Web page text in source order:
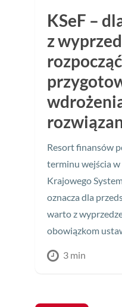
KSeF –
z
rozpocząć
Resort finansów
terminu wejścia
Krajowego
oznacza dla
warto z
obowiązkom
3 min